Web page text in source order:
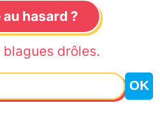
hasard ?
drôles.